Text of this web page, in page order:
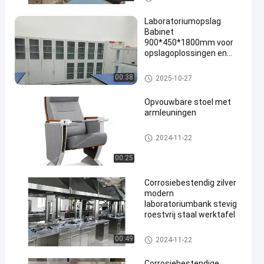
00:38
Laboratoriumopslag
Babinet
900*450*1800mm voor
opslagoplossingen en
Acid Storage Cabinet
2025-10-27
00:25
Opvouwbare stoel met
armleuningen
Auditorium vouwstoel
2024-11-22
00:49
Corrosiebestendig zilver
modern
laboratoriumbank stevig
roestvrij staal werktafel
Stainless Steel Lab Bench
2024-11-22